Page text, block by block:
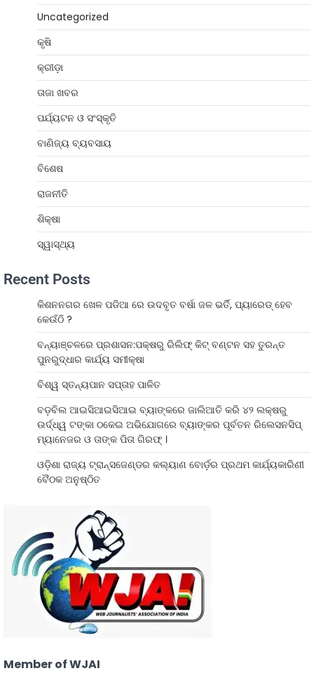
Uncategorized
କୃଷି
କ୍ରୀଡ଼ା
ତାଜା ଖବର
ପର୍ଯ୍ୟଟନ ଓ ସଂସ୍କୃତି
ବାଣିଜ୍ୟ ବ୍ୟବସାୟ
ବିଶେଷ
ରାଜନୀତି
ଶିକ୍ଷା
ସ୍ୱାସ୍ଥ୍ୟ
Recent Posts
କିଶନନଗର ଖେଳ ପଡିଆ ରେ ଉଦବୃତ ବର୍ଷା ଜଳ ଭର୍ତି, ପ୍ୟାରେଡ୍ ହେବ
କେଉଁଠି ?
ବନ୍ୟାଞ୍ଚଳରେ ପ୍ରଶାସନ:ପକ୍ଷରୁ ରିଲିଫ୍ କିଟ୍ ବଣ୍ଟନ ସହ ତୁରନ୍ତ
ପୁନରୁଦ୍ଧାର କାର୍ଯ୍ୟ ସମୀକ୍ଷା
ବିଶ୍ୱ ସ୍ତନ୍ୟପାନ ସପ୍ତାହ ପାଳିତ
ବଡ଼ବିଲ ଆଇସିଆଇସିଆଇ ବ୍ୟାଙ୍କରେ ଜାଲିଆତି କରି ୪୨ ଲକ୍ଷରୁ
ଉର୍ଦ୍ଧ୍ୱ ଟଙ୍କା ଠକେଇ ଅଭିଯୋଗରେ ବ୍ୟାଙ୍କର ପୂର୍ବତନ ରିଲେସନସିପ୍
ମ୍ୟାନେଜର ଓ ତାଙ୍କ ପିତା ଗିରଫ୍ ।
ଓଡ଼ିଶା ରାଜ୍ୟ ଟ୍ରାନ୍ସଜେଣ୍ଡର କଲ୍ୟାଣ ବୋର୍ଡ଼ର ପ୍ରଥମ କାର୍ଯ୍ୟକାରିଣୀ
ବୈଠକ ଅନୁଷ୍ଠିତ
Member of WJAI